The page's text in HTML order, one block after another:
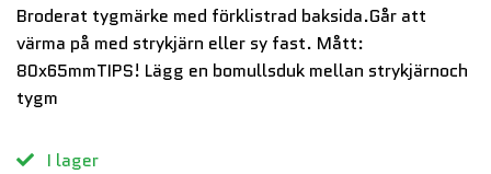
Broderat tygmärke med förklistrad baksida.Går att
värma på med strykjärn eller sy fast. Mått:
80x65mmTIPS! Lägg en bomullsduk mellan strykjärnoch
tygm
I lager